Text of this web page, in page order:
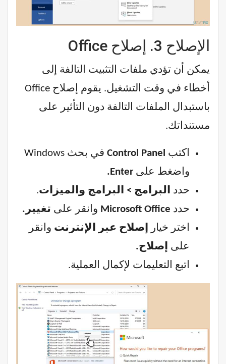
الإصلاح 3. إصلاح Office
يمكن أن تؤدي ملفات التثبيت التالفة إلى
أخطاء في وقت التشغيل. يقوم إصلاح Office
باستبدال الملفات التالفة دون التأثير على
مستنداتك.
اكتب Control Panel
في بحث Windows
واضغط على Enter.
حدد
البرامج > البرامج والميزات.
حدد Microsoft Office وانقر على تغيير.
اختر خيار
إصلاح عبر الإنترنت وانقر
على
إصلاح.
اتبع التعليمات لإكمال العملية.